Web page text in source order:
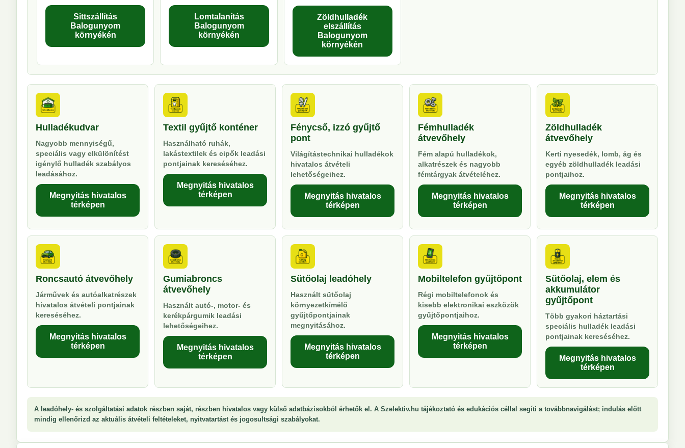
Sittszállítás
Balogunyom
környékén
Lomtalanítás
Balogunyom
környékén
Zöldhulladék
elszállítás
Balogunyom
környékén
Hulladékudvar
Nagyobb mennyiségű,
speciális vagy elkülönítést
igénylő hulladék szabályos
leadásához.
Megnyitás hivatalos
térképen
Textil gyűjtő konténer
Használható ruhák,
lakástextilek és cipők leadási
pontjainak kereséséhez.
Megnyitás hivatalos
térképen
Fénycső, izzó gyűjtő
pont
Világítástechnikai hulladékok
hivatalos átvételi
lehetőségeihez.
Megnyitás hivatalos
térképen
Fémhulladék
átvevőhely
Fém alapú hulladékok,
alkatrészek és nagyobb
fémtárgyak átvételéhez.
Megnyitás hivatalos
térképen
Zöldhulladék
átvevőhely
Kerti nyesedék, lomb, ág és
egyéb zöldhulladék leadási
pontjaihoz.
Megnyitás hivatalos
térképen
Roncsautó átvevőhely
Járművek és autóalkatrészek
hivatalos átvételi pontjainak
kereséséhez.
Megnyitás hivatalos
térképen
Gumiabroncs
átvevőhely
Használt autó-, motor- és
kerékpárgumik leadási
lehetőségeihez.
Megnyitás hivatalos
térképen
Sütőolaj leadóhely
Használt sütőolaj
környezetkímélő
gyűjtőpontjainak
megnyitásához.
Megnyitás hivatalos
térképen
Mobiltelefon gyűjtőpont
Régi mobiltelefonok és
kisebb elektronikai eszközök
gyűjtőpontjaihoz.
Megnyitás hivatalos
térképen
Sütőolaj, elem és
akkumulátor
gyűjtőpont
Több gyakori háztartási
speciális hulladék leadási
pontjainak kereséséhez.
Megnyitás hivatalos
térképen
A leadóhely- és szolgáltatási adatok részben saját, részben hivatalos vagy külső adatbázisokból érhetők el. A Szelektiv.hu tájékoztató és edukációs céllal segíti a továbbnavigálást; indulás előtt
mindig ellenőrizd az aktuális átvételi feltételeket, nyitvatartást és jogosultsági szabályokat.